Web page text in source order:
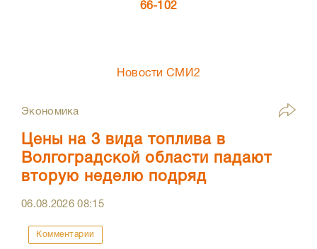
66-102
Новости СМИ2
Экономика
Цены на 3 вида топлива в
Волгоградской области падают
вторую неделю подряд
06.08.202608:15
Комментарии